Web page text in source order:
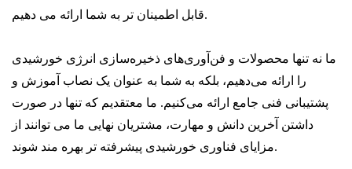
قابل اطمینان تر به شما ارائه می دهیم.
ما نه تنها محصولات و فن‌آوری‌های ذخیره‌سازی انرژی خورشیدی
را ارائه می‌دهیم، بلکه به شما به عنوان یک نصاب آموزش و
پشتیبانی فنی جامع ارائه می‌کنیم. ما معتقدیم که تنها در صورت
داشتن آخرین دانش و مهارت، مشتریان نهایی ما می توانند از
مزایای فناوری خورشیدی پیشرفته تر بهره مند شوند.